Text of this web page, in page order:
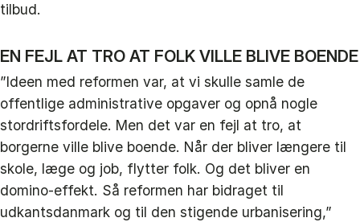
tilbud.
EN FEJL AT TRO AT FOLK VILLE BLIVE BOENDE
”Ideen med reformen var, at vi skulle samle de
offentlige administrative opgaver og opnå nogle
stordriftsfordele. Men det var en fejl at tro, at
borgerne ville blive boende. Når der bliver længere til
skole, læge og job, flytter folk. Og det bliver en
domino-effekt. Så reformen har bidraget til
udkantsdanmark og til den stigende urbanisering,”